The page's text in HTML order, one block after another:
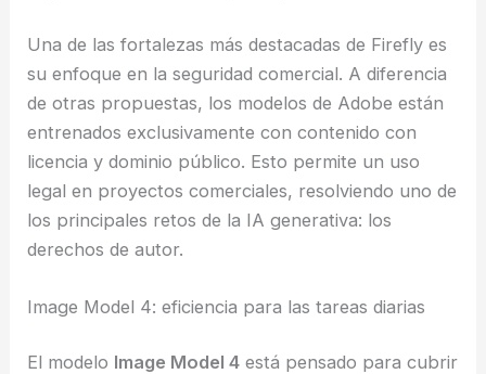
Una de las fortalezas más destacadas de Firefly es
su enfoque en la seguridad comercial. A diferencia
de otras propuestas, los modelos de Adobe están
entrenados exclusivamente con contenido con
licencia y dominio público. Esto permite un uso
legal en proyectos comerciales, resolviendo uno de
los principales retos de la IA generativa: los
derechos de autor.
Image Model 4: eficiencia para las tareas diarias
El modelo Image Model 4 está pensado para cubrir